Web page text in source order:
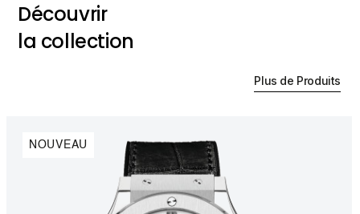
Découvrir
la collection
Plus de Produits
NOUVEAU